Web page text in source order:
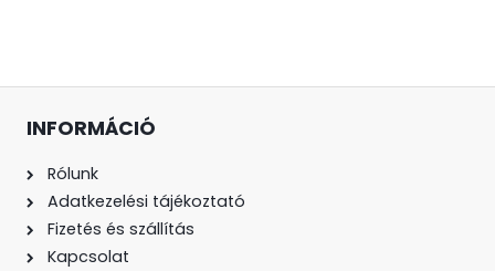
INFORMÁCIÓ
Rólunk
Adatkezelési tájékoztató
Fizetés és szállítás
Kapcsolat